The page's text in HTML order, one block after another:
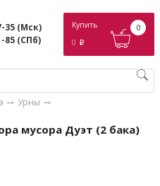
35 (Мск)
85 (СПб)
Купить
0 p
0
Урны
мусора Дуэт (2 бака)